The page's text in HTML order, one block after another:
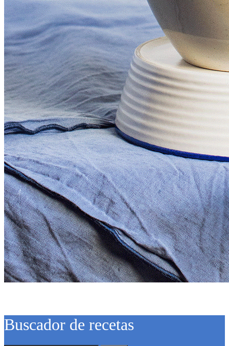
Buscador de recetas